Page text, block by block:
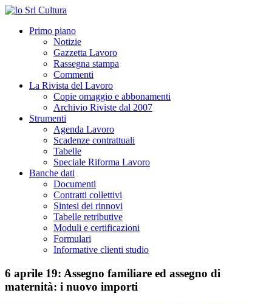
Primo piano
Notizie
Gazzetta Lavoro
Rassegna stampa
Commenti
La Rivista del Lavoro
Copie omaggio e abbonamenti
Archivio Riviste dal 2007
Strumenti
Agenda Lavoro
Scadenze contrattuali
Tabelle
Speciale Riforma Lavoro
Banche dati
Documenti
Contratti collettivi
Sintesi dei rinnovi
Tabelle retributive
Moduli e certificazioni
Formulari
Informative clienti studio
6 aprile 19: Assegno familiare ed assegno di
maternità: i nuovo importi